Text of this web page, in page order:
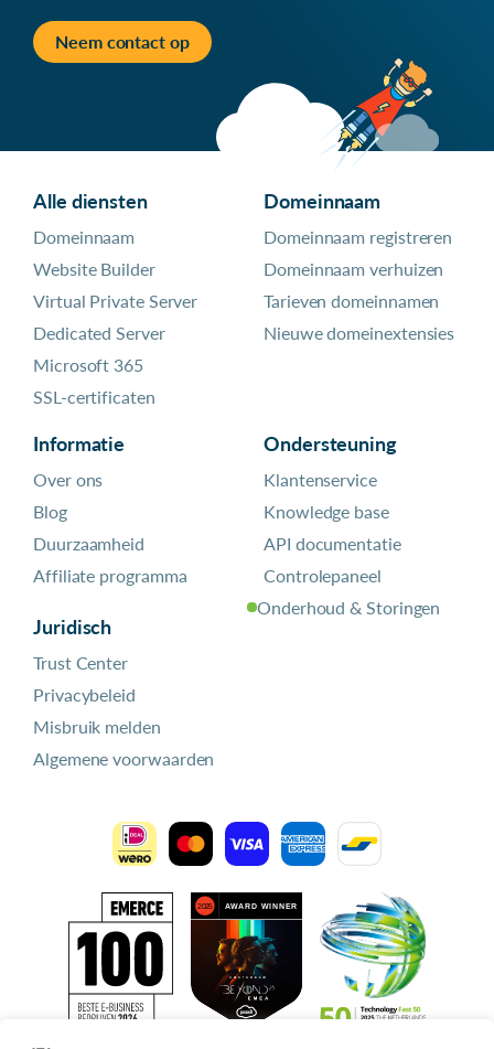
Neem contact op
Alle diensten
Domeinnaam
Website Builder
Virtual Private Server
Dedicated Server
Microsoft 365
SSL-certificaten
Domeinnaam
Domeinnaam registreren
Domeinnaam verhuizen
Tarieven domeinnamen
Nieuwe domeinextensies
Informatie
Over ons
Blog
Duurzaamheid
Affiliate programma
Juridisch
Trust Center
Privacybeleid
Misbruik melden
Algemene voorwaarden
Ondersteuning
Klantenservice
Knowledge base
API documentatie
Controlepaneel
Onderhoud & Storingen